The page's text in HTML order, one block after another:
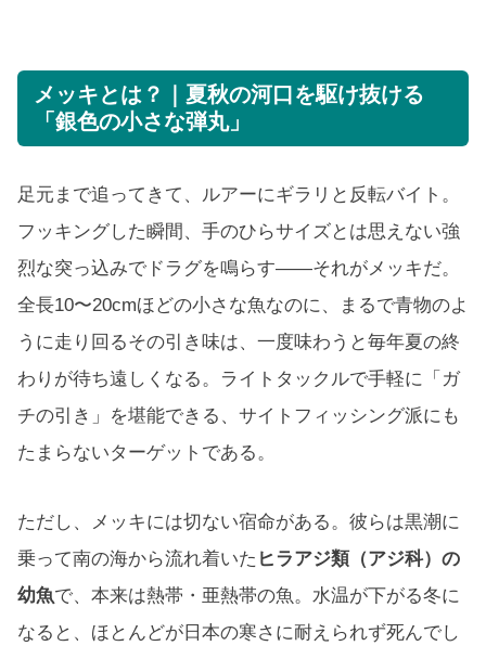
メッキとは？｜夏秋の河口を駆け抜ける
「銀色の小さな弾丸」
足元まで追ってきて、ルアーにギラリと反転バイト。
フッキングした瞬間、手のひらサイズとは思えない強
烈な突っ込みでドラグを鳴らす——それがメッキだ。
全長10〜20cmほどの小さな魚なのに、まるで青物のよ
うに走り回るその引き味は、一度味わうと毎年夏の終
わりが待ち遠しくなる。ライトタックルで手軽に「ガ
チの引き」を堪能できる、サイトフィッシング派にも
たまらないターゲットである。
ただし、メッキには切ない宿命がある。彼らは黒潮に
乗って南の海から流れ着いた ヒラアジ類（アジ科）の
幼魚で、本来は熱帯・亜熱帯の魚。水温が下がる冬に
なると、ほとんどが日本の寒さに耐えられず死んでし